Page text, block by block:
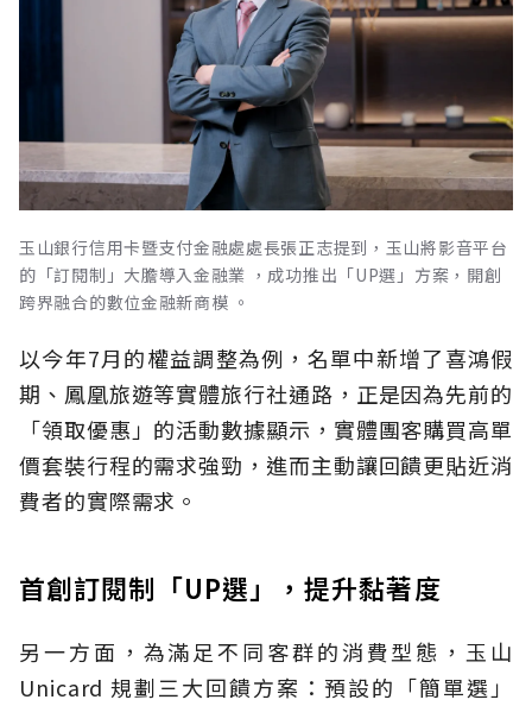
玉山銀行信用卡暨支付金融處處長張正志提到，玉山將影音平台
的「訂閱制」大膽導入金融業 ，成功推出「UP選」方案，開創
跨界融合的數位金融新商模 。
以今年7月的權益調整為例，名單中新增了喜鴻假
期、鳳凰旅遊等實體旅行社通路，正是因為先前的
「領取優惠」的活動數據顯示，實體團客購買高單
價套裝行程的需求強勁，進而主動讓回饋更貼近消
費者的實際需求。
首創訂閱制「UP選」，提升黏著度
另一方面，為滿足不同客群的消費型態，玉山
Unicard 規劃三大回饋方案：預設的「簡單選」